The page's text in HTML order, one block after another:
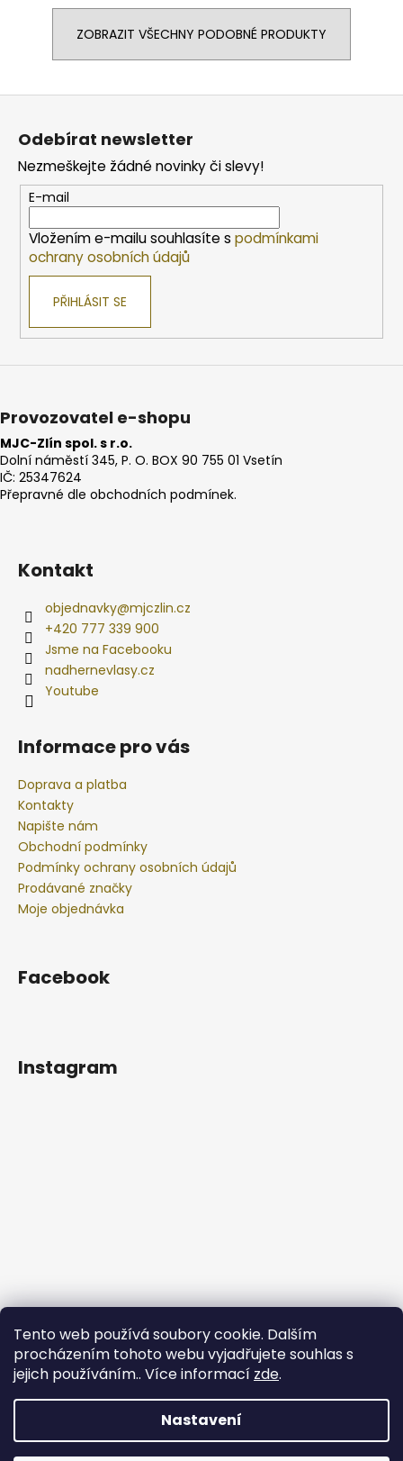
Tento web používá soubory cookie. Dalším
procházením tohoto webu vyjadřujete souhlas s
jejich používáním.. Více informací zde.
Nastavení
ZOBRAZIT VŠECHNY PODOBNÉ PRODUKTY
Z
Odebírat newsletter
Nezmeškejte žádné novinky či slevy!
E-mail
Vložením e-mailu souhlasíte s podmínkami
ochrany osobních údajů
PŘIHLÁSIT SE
Provozovatel e-shopu
MJC-Zlín spol. s r.o.
Dolní náměstí 345, P. O. BOX 90 755 01 Vsetín
IČ: 25347624
Přepravné dle obchodních podmínek.
Kontakt
objednavky@mjczlin.cz
+420 777 339 900
Jsme na Facebooku
nadhernevlasy.cz
Youtube
Informace pro vás
Doprava a platba
Kontakty
Napište nám
Obchodní podmínky
Podmínky ochrany osobních údajů
Prodávané značky
Moje objednávka
Facebook
Instagram